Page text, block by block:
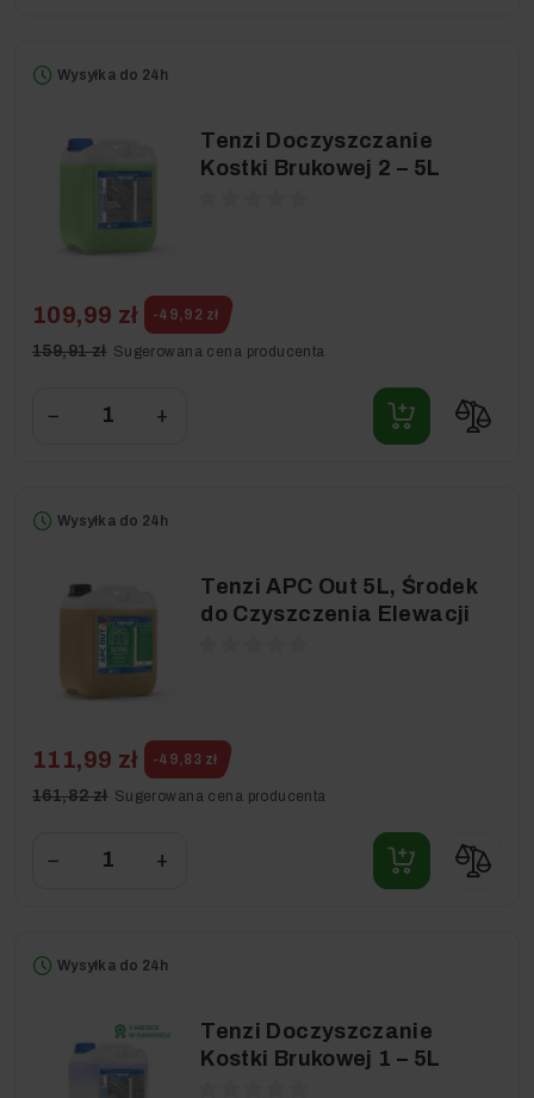
Wysyłka do 24h
Tenzi Doczyszczanie
Kostki Brukowej 2 – 5L
109,99 zł -49,92 zł
159,91 zł Sugerowana cena producenta
− +
Wysyłka do 24h
Tenzi APC Out 5L, Środek
do Czyszczenia Elewacji
111,99 zł -49,83 zł
161,82 zł Sugerowana cena producenta
− +
Wysyłka do 24h
Tenzi Doczyszczanie
Kostki Brukowej 1 – 5L